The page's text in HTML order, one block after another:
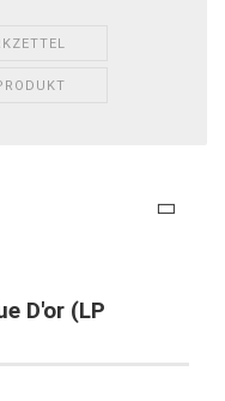
D'or (LP